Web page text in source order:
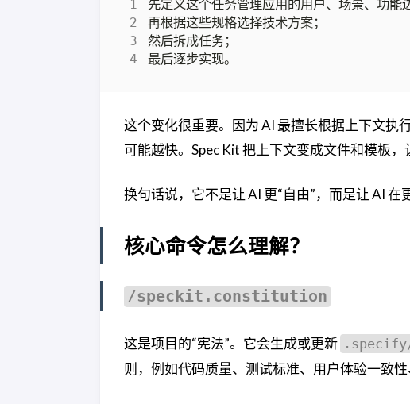
这个变化很重要。因为 AI 最擅长根据上下文执
可能越快。Spec Kit 把上下文变成文件和模板
换句话说，它不是让 AI 更“自由”，而是让 AI 在
核心命令怎么理解？
/speckit.constitution
这是项目的“宪法”。它会生成或更新
则，例如代码质量、测试标准、用户体验一致性